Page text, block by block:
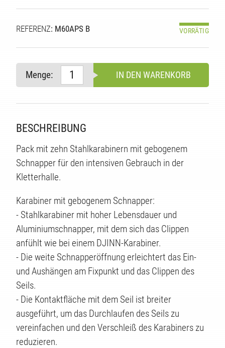
REFERENZ: M60APS B VORRÄTIG
Menge: IN DEN WARENKORB
BESCHREIBUNG
Pack mit zehn Stahlkarabinern mit gebogenem
Schnapper für den intensiven Gebrauch in der
Kletterhalle.
Karabiner mit gebogenem Schnapper:
- Stahlkarabiner mit hoher Lebensdauer und
Aluminiumschnapper, mit dem sich das Clippen
anfühlt wie bei einem DJINN-Karabiner.
- Die weite Schnapperöffnung erleichtert das Ein-
und Aushängen am Fixpunkt und das Clippen des
Seils.
- Die Kontaktfläche mit dem Seil ist breiter
ausgeführt, um das Durchlaufen des Seils zu
vereinfachen und den Verschleiß des Karabiners zu
reduzieren.